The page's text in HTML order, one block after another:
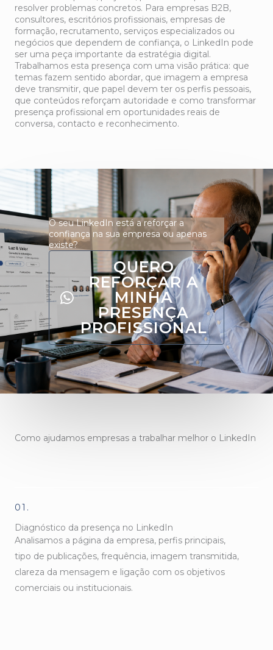
resolver problemas concretos. Para empresas B2B,
consultores, escritórios profissionais, empresas de
formação, recrutamento, serviços especializados ou
negócios que dependem de confiança, o LinkedIn pode
ser uma peça importante da estratégia digital.
Trabalhamos esta presença com uma visão prática: que
temas fazem sentido abordar, que imagem a empresa
deve transmitir, que papel devem ter os perfis pessoais,
que conteúdos reforçam autoridade e como transformar
presença profissional em oportunidades reais de
conversa, contacto e reconhecimento.
O seu LinkedIn está a reforçar a
confiança na sua empresa ou apenas
existe?
QUERO
REFORÇAR A
MINHA
PRESENÇA
PROFISSIONAL
Como ajudamos empresas a trabalhar melhor o LinkedIn
01.
Diagnóstico da presença no LinkedIn
Analisamos a página da empresa, perfis principais,
tipo de publicações, frequência, imagem transmitida,
clareza da mensagem e ligação com os objetivos
comerciais ou institucionais.